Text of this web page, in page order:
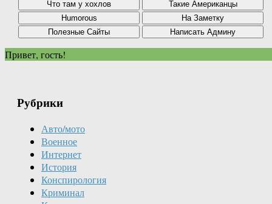
Привет, гость!
Рубрики
Авто/мото
Военное
Интернет
История
Конспирология
Криминал